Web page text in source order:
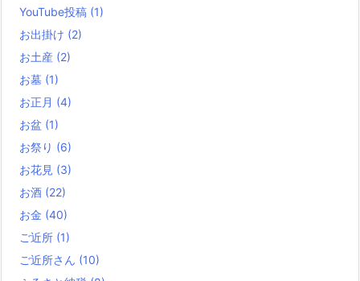
YouTube投稿 (1)
お出掛け (2)
お土産 (2)
お墓 (1)
お正月 (4)
お盆 (1)
お祭り (6)
お花見 (3)
お酒 (22)
お金 (40)
ご近所 (1)
ご近所さん (10)